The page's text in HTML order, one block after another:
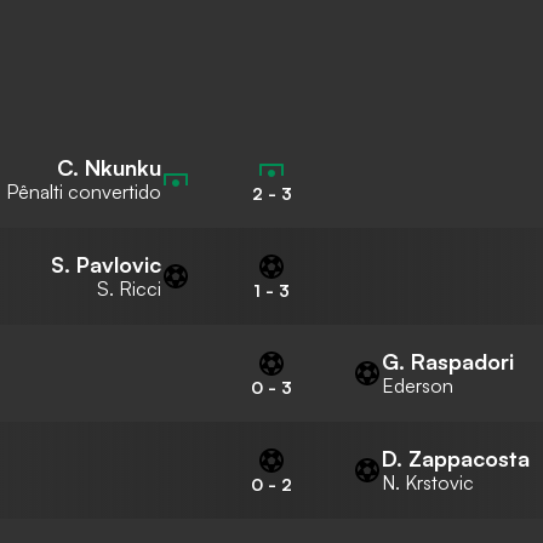
C. Nkunku
Pênalti convertido 2 - 3
S. Pavlovic
S. Ricci 1 - 3
0 - 3
G. Raspadori
Ederson
0 - 2
D. Zappacosta
N. Krstovic